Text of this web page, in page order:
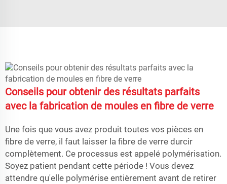
Conseils pour obtenir des résultats parfaits
avec la fabrication de moules en fibre de verre
Une fois que vous avez produit toutes vos pièces en
fibre de verre, il faut laisser la fibre de verre durcir
complètement. Ce processus est appelé polymérisation.
Soyez patient pendant cette période ! Vous devez
attendre qu'elle polymérise entièrement avant de retirer